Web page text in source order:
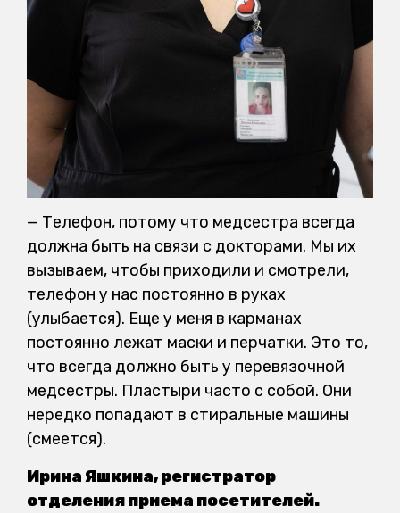
— Телефон, потому что медсестра всегда
должна быть на связи с докторами. Мы их
вызываем, чтобы приходили и смотрели,
телефон у нас постоянно в руках
(улыбается). Еще у меня в карманах
постоянно лежат маски и перчатки. Это то,
что всегда должно быть у перевязочной
медсестры. Пластыри часто с собой. Они
нередко попадают в стиральные машины
(смеется).
Ирина Яшкина, регистратор
отделения приема посетителей.